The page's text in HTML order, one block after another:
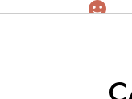
くっそかわいいし、